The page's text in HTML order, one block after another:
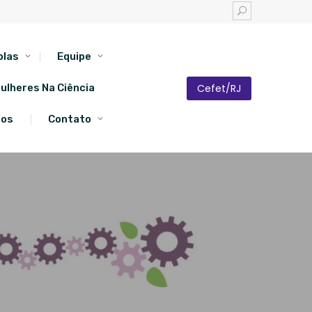
Equipe
Na Ciência
Contato
Cefet/RJ